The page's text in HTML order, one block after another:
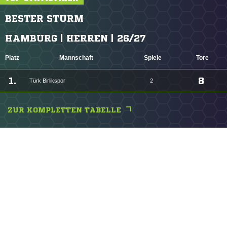
BESTER STURM
HAMBURG | HERREN | 26/27
Platz Mannschaft Spiele Tore
1. Türk Birlikspor 2 8
ZUR KOMPLETTEN TABELLE